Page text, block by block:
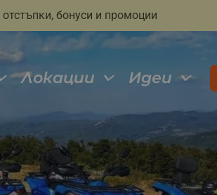
отстъпки, бонуси и промоции
Локации Идеи